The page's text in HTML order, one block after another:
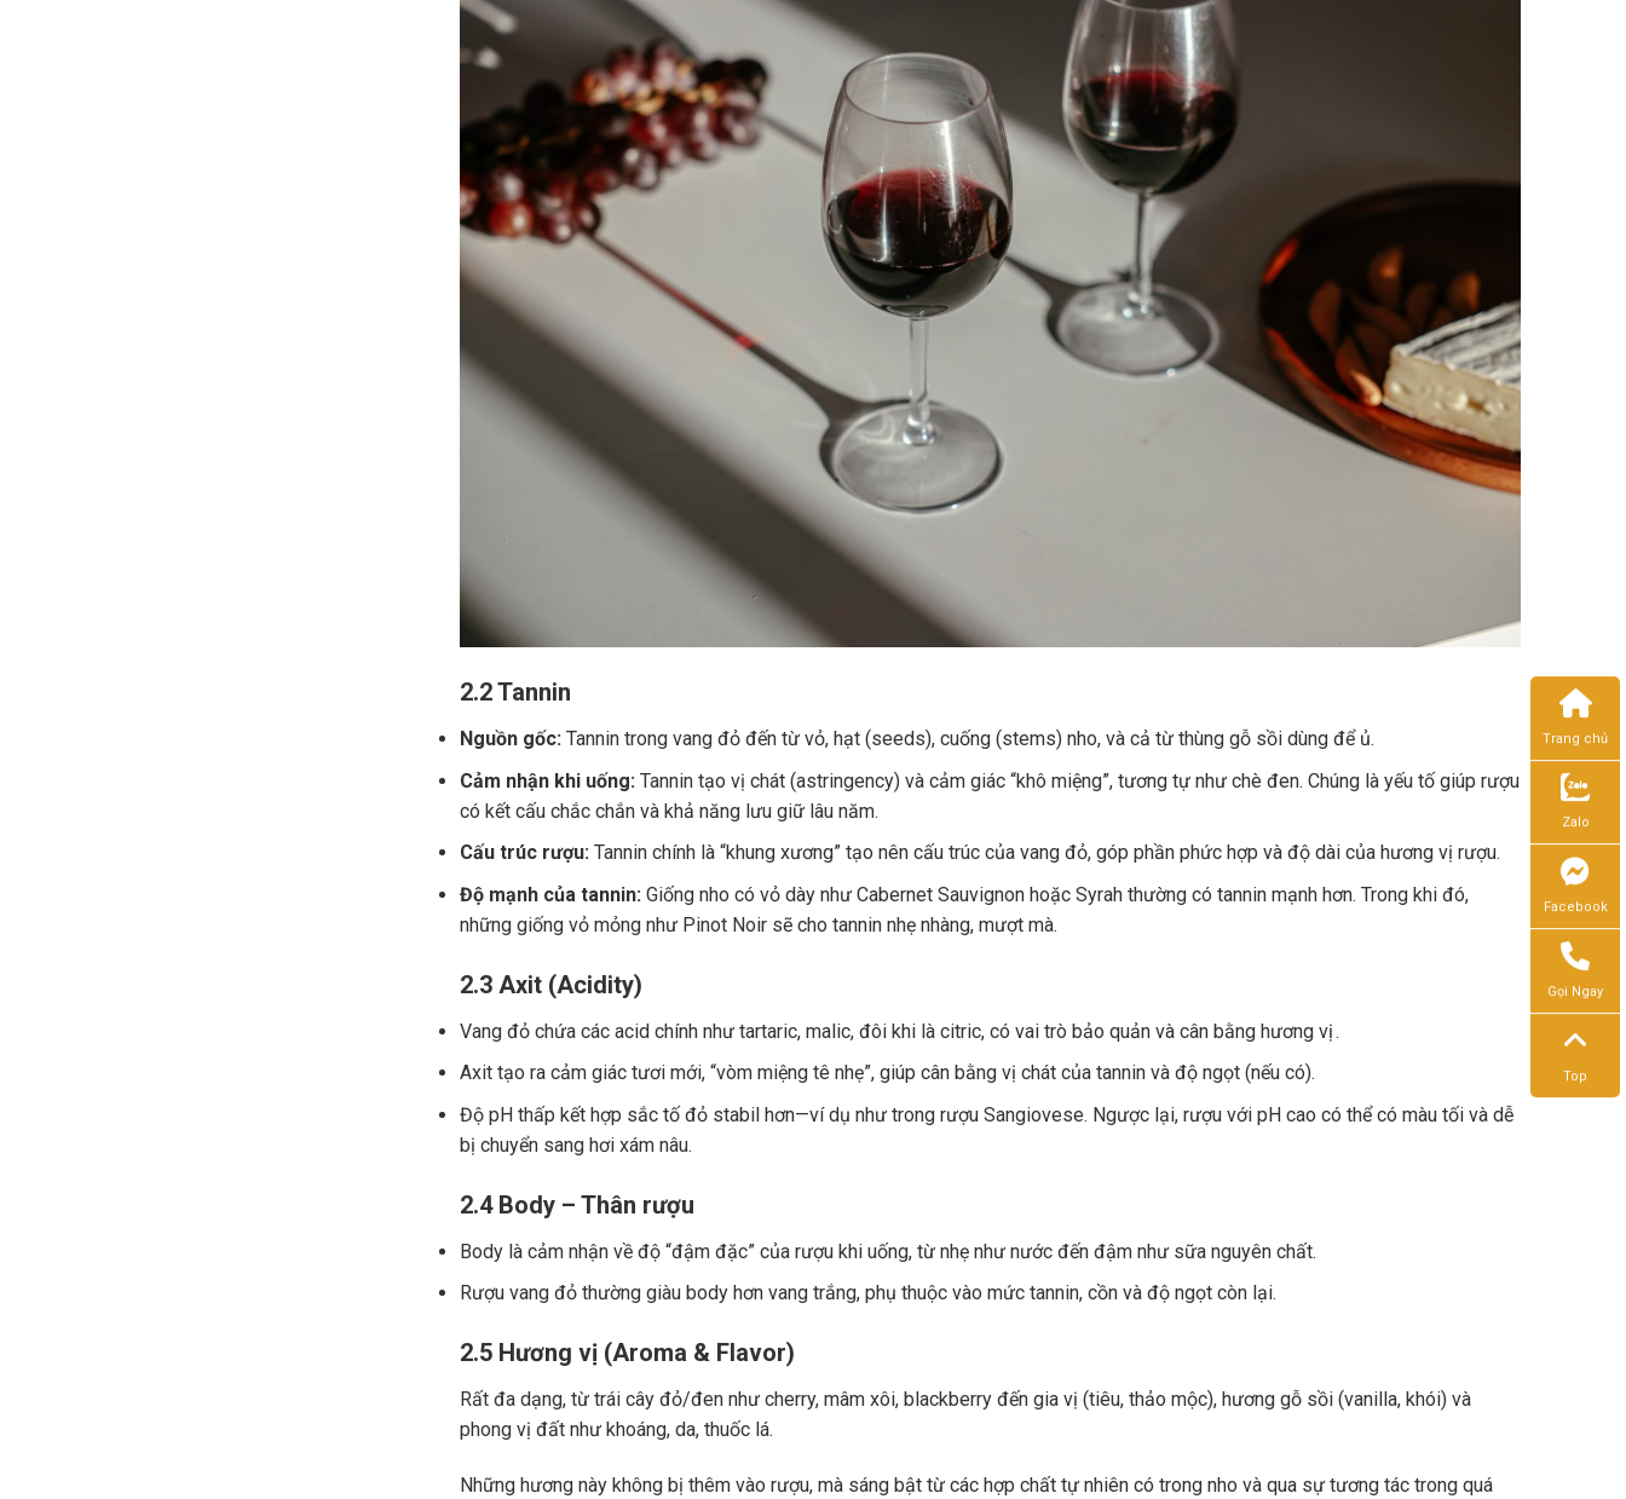
2.2 Tannin
Nguồn gốc:Tannin trong vang đỏ đến từ vỏ, hạt (seeds), cuống (stems) nho, và cả từ thùng gỗ sồi dùng để ủ.
Cảm nhận khi uống:Tannin tạo vị chát (astringency) và cảm giác “khô miệng”, tương tự như chè đen. Chúng là yếu tố giúp rượu
có kết cấu chắc chắn và khả năng lưu giữ lâu năm.
Cấu trúc rượu:Tannin chính là “khung xương” tạo nên cấu trúc của vang đỏ, góp phần phức hợp và độ dài của hương vị rượu.
Độ mạnh của tannin:Giống nho có vỏ dày như Cabernet Sauvignon hoặc Syrah thường có tannin mạnh hơn. Trong khi đó,
những giống vỏ mỏng như Pinot Noir sẽ cho tannin nhẹ nhàng, mượt mà.
2.3 Axit (Acidity)
Vang đỏ chứa các acid chính như tartaric, malic, đôi khi là citric, có vai trò bảo quản và cân bằng hương vị .
Axit tạo ra cảm giác tươi mới, “vòm miệng tê nhẹ”, giúp cân bằng vị chát của tannin và độ ngọt (nếu có).
Độ pH thấp kết hợp sắc tố đỏ stabil hơn—ví dụ như trong rượu Sangiovese. Ngược lại, rượu với pH cao có thể có màu tối và dễ
bị chuyển sang hơi xám nâu.
2.4 Body – Thân rượu
Body là cảm nhận về độ “đậm đặc” của rượu khi uống, từ nhẹ như nước đến đậm như sữa nguyên chất.
Rượu vang đỏ thường giàu body hơn vang trắng, phụ thuộc vào mức tannin, cồn và độ ngọt còn lại.
2.5 Hương vị (Aroma & Flavor)
Rất đa dạng, từ trái cây đỏ/đen như cherry, mâm xôi, blackberry đến gia vị (tiêu, thảo mộc), hương gỗ sồi (vanilla, khói) và
phong vị đất như khoáng, da, thuốc lá.
Những hương này không bị thêm vào rượu, mà sáng bật từ các hợp chất tự nhiên có trong nho và qua sự tương tác trong quá
Trang chủ
Zalo
Facebook
Gọi Ngay
Top